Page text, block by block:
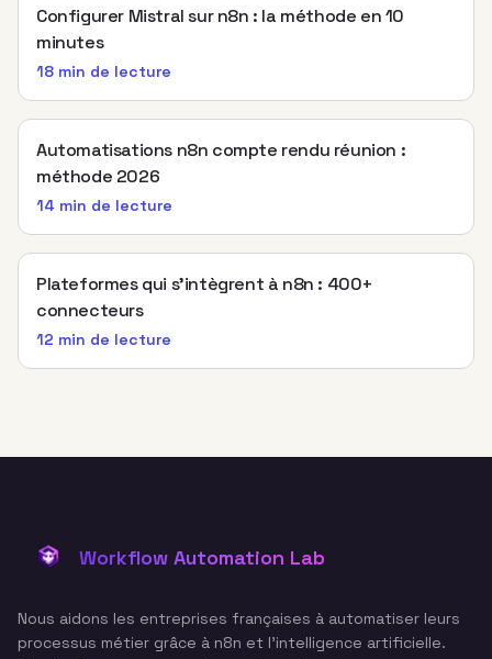
Configurer Mistral sur n8n : la méthode en 10
minutes
18 min de lecture
Automatisations n8n compte rendu réunion :
méthode 2026
14 min de lecture
Plateformes qui s’intègrent à n8n : 400+
connecteurs
12 min de lecture
Workflow Automation Lab
Nous aidons les entreprises françaises à automatiser leurs
processus métier grâce à n8n et l'intelligence artificielle.